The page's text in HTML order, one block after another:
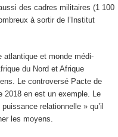
des cadres militaires (1 100
à sortir de l’Institut
atlantique et monde médi-
du Nord et Afrique
Le controversé Pacte de
2018 en est un exemple. Le
relationnelle » qu’il
les moyens.